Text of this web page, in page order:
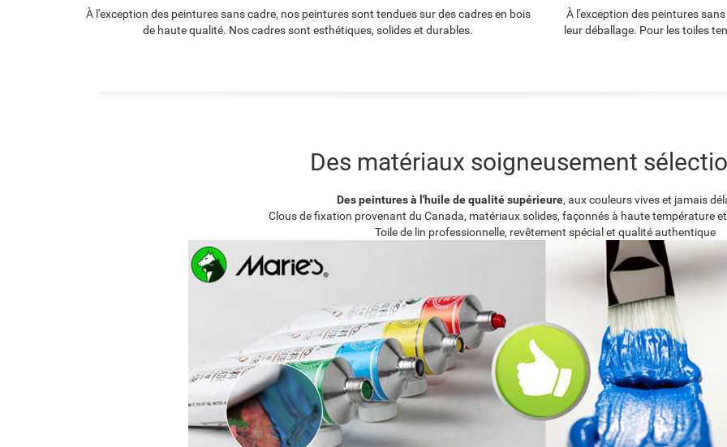
À l'exception des peintures sans cadre, nos peintures sont tendues sur des cadres en bois
de haute qualité. Nos cadres sont esthétiques, solides et durables.
À l'exception des peintures
leur déballage. Pour les toiles
Des matériaux soigneusement
Des peintures à l'huile de qualité supérieure, aux couleurs vives et jamais
Clous de fixation provenant du Canada, matériaux solides, façonnés à haute température
Toile de lin professionnelle, revêtement spécial et qualité authentique